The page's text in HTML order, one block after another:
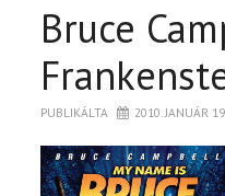
Bruce
PUBLIKÁLTA 2010. JANUÁR 19.